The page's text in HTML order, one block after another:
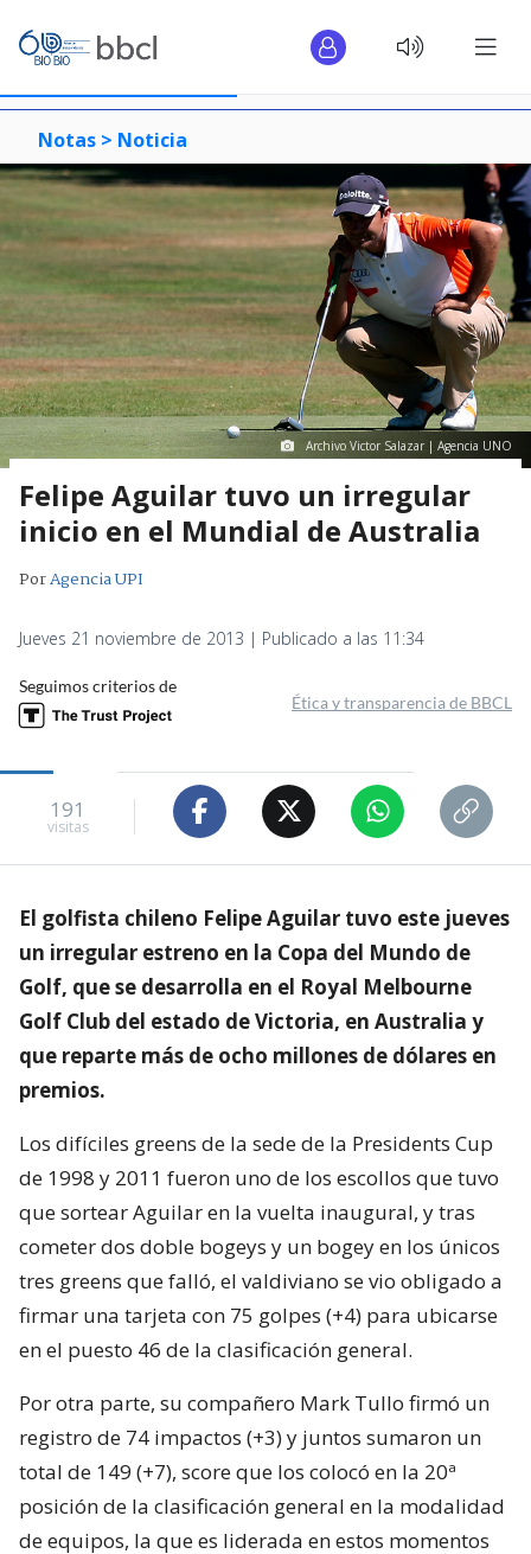
Notas > Noticia
Archivo Victor Salazar | Agencia UNO
Felipe Aguilar tuvo un irregular
inicio en el Mundial de Australia
PorAgencia UPI
Jueves 21 noviembre de 2013 | Publicado a las 11:34
Seguimos criterios de
Ética y transparencia de BBCL
191
visitas
El golfista chileno Felipe Aguilar tuvo este jueves
un irregular estreno en la Copa del Mundo de
Golf, que se desarrolla en el Royal Melbourne
Golf Club del estado de Victoria, en Australia y
que reparte más de ocho millones de dólares en
premios.
Los difíciles greens de la sede de la Presidents Cup
de 1998 y 2011 fueron uno de los escollos que tuvo
que sortear Aguilar en la vuelta inaugural, y tras
cometer dos doble bogeys y un bogey en los únicos
tres greens que falló, el valdiviano se vio obligado a
firmar una tarjeta con 75 golpes (+4) para ubicarse
en el puesto 46 de la clasificación general.
Por otra parte, su compañero Mark Tullo firmó un
registro de 74 impactos (+3) y juntos sumaron un
total de 149 (+7), score que los colocó en la 20ª
posición de la clasificación general en la modalidad
de equipos, la que es liderada en estos momentos